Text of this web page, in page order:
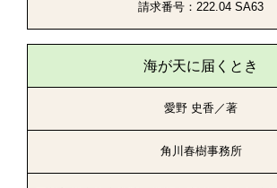
請求番号：222.04 SA63
海が天に届くとき
愛野 史香／著
角川春樹事務所